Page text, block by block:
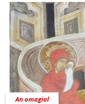
An omagial